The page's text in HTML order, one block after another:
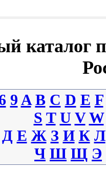
каталог
9 A B C D E F
S T U V W
Д Е Ж З И К Л
Ч Ш Щ Э